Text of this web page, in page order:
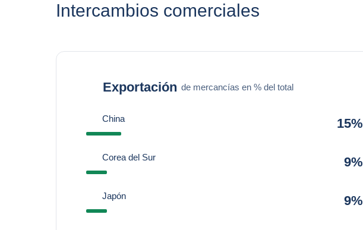
Intercambios comerciales
Exportación de mercancías en % del total
China 15%
Corea del Sur 9%
Japón 9%